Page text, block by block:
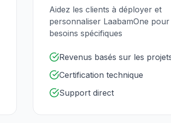
Aidez les clients à déployer et
personnaliser LaabamOne
besoins spécifiques
Revenus basés sur les
Certification technique
Support direct